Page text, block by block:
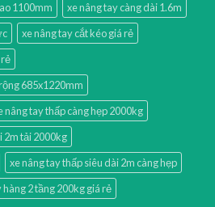
1100mm
xe nâng tay càng dài 1.6m
xe nâng tay cắt kéo giá rẻ
685x1220mm
nâng tay thấp càng hẹp 2000kg
2m tải 2000kg
xe nâng tay thấp siêu dài 2m càng hẹp
hàng 2 tầng 200kg giá rẻ